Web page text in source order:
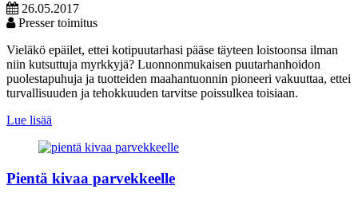
26.05.2017
Presser toimitus
Vieläkö epäilet, ettei kotipuutarhasi pääse täyteen loistoonsa ilman
niin kutsuttuja myrkkyjä? Luonnonmukaisen puutarhanhoidon
puolestapuhuja ja tuotteiden maahantuonnin pioneeri vakuuttaa, ettei
turvallisuuden ja tehokkuuden tarvitse poissulkea toisiaan.
Lue lisää
Pientä kivaa parvekkeelle